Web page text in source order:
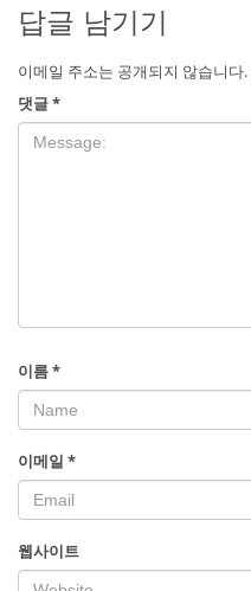
답글 남기기
이메일 주소는 공개되지 않습니다.
댓글*
이름*
이메일 *
웹사이트